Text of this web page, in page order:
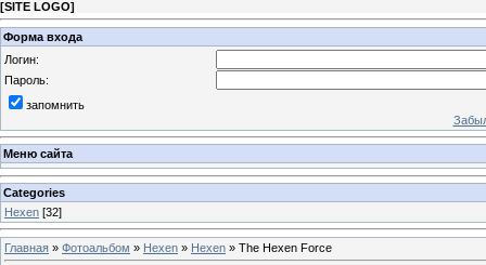
[SITE LOGO]
Форма входа
Логин:
Пароль:
запомнить
Меню сайта
Categories
Hexen [32]
Главная » Фотоальбом » Hexen » Hexen » The Hexen Force